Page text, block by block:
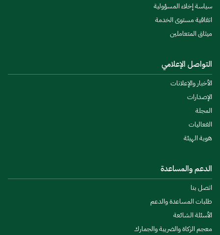
سياسة إخلاء المسؤولية
اتفاقية مستوى الخدمة
ميثاق المتعاملين
التواصل الإعلامي
الأخبار والإعلانات
الإصدارات
المجلة
الفعاليات
هوية الهيئة
الدعم والمساعدة
اتصل بنا
طلبات المساعدة والدعم
الأسئلة الشائعة
معجم الزكاة والضريبة والجمارك